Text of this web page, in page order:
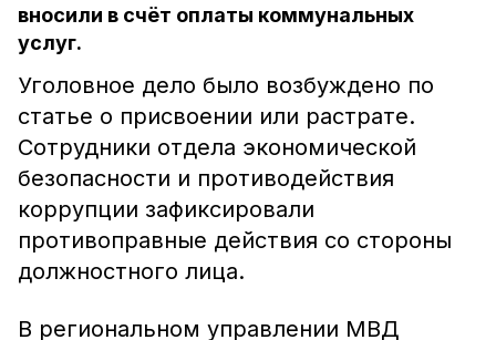
вносили в счёт оплаты коммунальных
услуг.
Уголовное дело было возбуждено по
статье о присвоении или растрате.
Сотрудники отдела экономической
безопасности и противодействия
коррупции зафиксировали
противоправные действия со стороны
должностного лица.
В региональном управлении МВД